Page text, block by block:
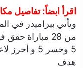
اقرأ ايضاً:تفاصيل
هدف